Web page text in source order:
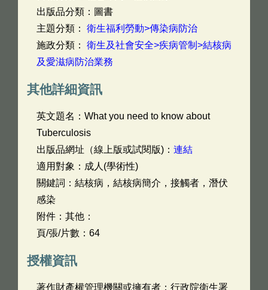
出版品分類：圖書
主題分類： 衛生福利勞動>傳染病防治
施政分類： 衛生及社會安全>疾病管制>結核病
及愛滋病防治業務
其他詳細資訊
英文題名： What you need to know about
Tuberculosis
出版品網址（線上版或試閱版)： 連結
適用對象：成人(學術性)
關鍵詞：結核病，結核病簡介，接觸者，潛伏
感染
附件：其他：
頁/張/片數：64
授權資訊
著作財產權管理機關或擁有者：行政院衛生署